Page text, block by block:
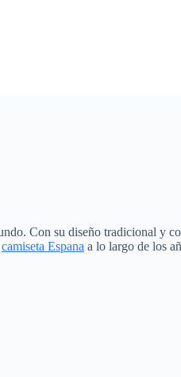
Con su diseño tradicional y
camiseta Espana a lo largo de los